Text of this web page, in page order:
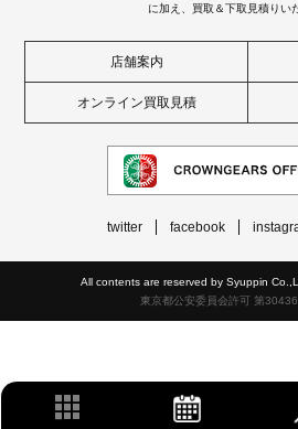
に加え、買取＆下取見積りい
店舗案内
オンライン買取見積
twitter facebook
All contents are reserved by Syuppin
東京都公安委員会許可 第